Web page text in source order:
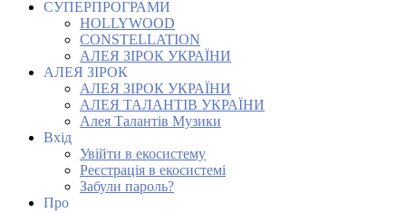
СУПЕРПРОГРАМИ
HOLLYWOOD
CONSTELLATION
АЛЕЯ ЗІРОК УКРАЇНИ
АЛЕЯ ЗІРОК
АЛЕЯ ЗІРОК УКРАЇНИ
АЛЕЯ ТАЛАНТІВ УКРАЇНИ
Алея Талантів Музики
Вхід
Увійти в екосистему
Реєстрація в екосистемі
Забули пароль?
Про